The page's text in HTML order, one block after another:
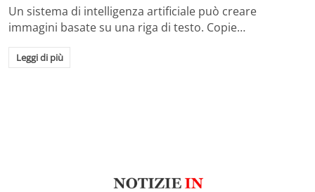
Un sistema di intelligenza artificiale può creare
immagini basate su una riga di testo. Copie…
Leggi di più